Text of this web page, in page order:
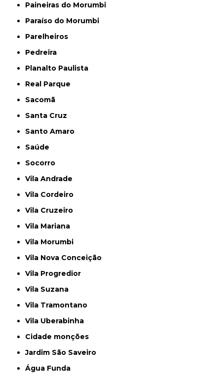
Paineiras do Morumbi
Paraíso do Morumbi
Parelheiros
Pedreira
Planalto Paulista
Real Parque
Sacomã
Santa Cruz
Santo Amaro
Saúde
Socorro
Vila Andrade
Vila Cordeiro
Vila Cruzeiro
Vila Mariana
Vila Morumbi
Vila Nova Conceição
Vila Progredior
Vila Suzana
Vila Tramontano
Vila Uberabinha
cidade monções
jardim São Saveiro
Água Funda